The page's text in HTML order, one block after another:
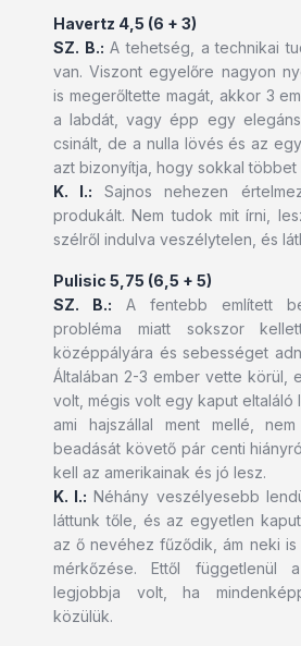
Havertz 4,5 (6 + 3)
SZ. B.: A tehetség, a technikai
van. Viszont egyelőre nagyon
is megerőltette magát, akkor 3
a labdát, vagy épp egy
csinált, de a nulla lövés és az
azt bizonyítja, hogy sokkal többet
K. I.: Sajnos nehezen
produkált. Nem tudok mit írni,
szélről indulva veszélytelen, és
Pulisic 5,75 (6,5 + 5)
SZ. B.: A fentebb említett
probléma miatt sokszor
középpályára és sebességet
Általában 2-3 ember vette körül,
volt, mégis volt egy kaput eltaláló
ami hajszállal ment mellé,
beadását követő pár centi
kell az amerikainak és jó lesz.
K. I.: Néhány veszélyesebb
láttunk tőle, és az egyetlen
az ő nevéhez fűződik, ám neki
mérkőzése. Ettől függetlenül
legjobbja volt, ha
közülük.